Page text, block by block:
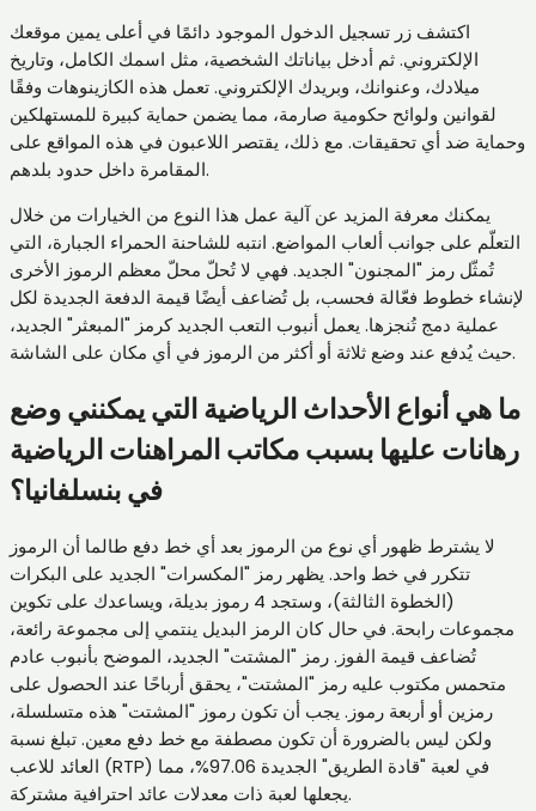
اكتشف زر تسجيل الدخول الموجود دائمًا في أعلى يمين موقعك
الإلكتروني. ثم أدخل بياناتك الشخصية، مثل اسمك الكامل، وتاريخ
ميلادك، وعنوانك، وبريدك الإلكتروني. تعمل هذه الكازينوهات وفقًا
لقوانين ولوائح حكومية صارمة، مما يضمن حماية كبيرة للمستهلكين
وحماية ضد أي تحقيقات. مع ذلك، يقتصر اللاعبون في هذه المواقع على
المقامرة داخل حدود بلدهم.
يمكنك معرفة المزيد عن آلية عمل هذا النوع من الخيارات من خلال
التعلّم على جوانب ألعاب المواضع. انتبه للشاحنة الحمراء الجبارة، التي
تُمثّل رمز "المجنون" الجديد. فهي لا تُحلّ محلّ معظم الرموز الأخرى
لإنشاء خطوط فعّالة فحسب، بل تُضاعف أيضًا قيمة الدفعة الجديدة لكل
عملية دمج تُنجزها. يعمل أنبوب التعب الجديد كرمز "المبعثر" الجديد،
حيث يُدفع عند وضع ثلاثة أو أكثر من الرموز في أي مكان على الشاشة.
ما هي أنواع الأحداث الرياضية التي يمكنني وضع
رهانات عليها بسبب مكاتب المراهنات الرياضية
في بنسلفانيا؟
لا يشترط ظهور أي نوع من الرموز بعد أي خط دفع طالما أن الرموز
تتكرر في خط واحد. يظهر رمز "المكسرات" الجديد على البكرات
(الخطوة الثالثة)، وستجد 4 رموز بديلة، ويساعدك على تكوين
مجموعات رابحة. في حال كان الرمز البديل ينتمي إلى مجموعة رائعة،
تُضاعف قيمة الفوز. رمز "المشتت" الجديد، الموضح بأنبوب عادم
متحمس مكتوب عليه رمز "المشتت"، يحقق أرباحًا عند الحصول على
رمزين أو أربعة رموز. يجب أن تكون رموز "المشتت" هذه متسلسلة،
ولكن ليس بالضرورة أن تكون مصطفة مع خط دفع معين. تبلغ نسبة
العائد للاعب (RTP) في لعبة "قادة الطريق" الجديدة 97.06%، مما
يجعلها لعبة ذات معدلات عائد احترافية مشتركة.